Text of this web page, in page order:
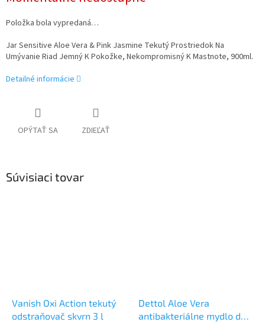
Položka bola vypredaná…
Jar Sensitive Aloe Vera & Pink Jasmine Tekutý Prostriedok Na
Umývanie Riad Jemný K Pokožke, Nekompromisný K Mastnote, 900ml.
Detailné informácie
OPÝTAŤ SA ZDIEĽAŤ
Súvisiaci tovar
Vanish Oxi Action tekutý
odstraňovač skvrn 3 l
Dettol Aloe Vera
antibakteriálne mydlo do